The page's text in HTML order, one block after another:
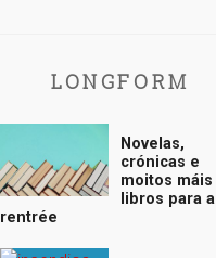
LONGFORM
Novelas,
crónicas e
moitos máis
libros para a
rentrée